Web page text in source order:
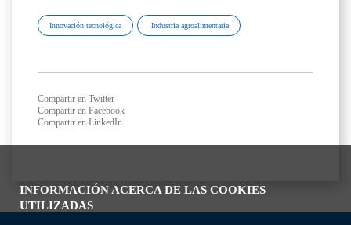
INFORMACIÓN ACERCA DE LAS COOKIES
UTILIZADAS
Innovación tecnológica Industria agroalimentaria
Compartir en Twitter
Compartir en Facebook
Compartir en LinkedIn